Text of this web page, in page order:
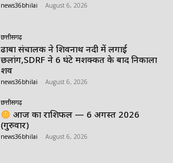
news36bhilai August 6, 2026
छत्तीसगढ़
ढाबा संचालक ने शिवनाथ नदी में लगाई
छलांग,SDRF ने 6 घंटे मशक्कत के बाद निकाला
शव
news36bhilai August 6, 2026
छत्तीसगढ़
आज का राशिफल — 6 अगस्त 2026
(गुरुवार)
news36bhilai August 6, 2026